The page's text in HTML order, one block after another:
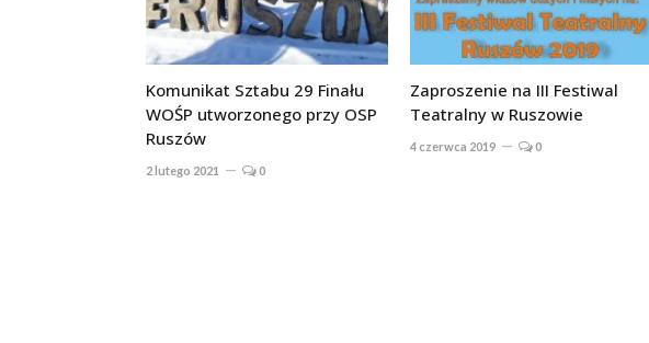
Komunikat Sztabu 29 Finału
WOŚP utworzonego przy OSP
Ruszów
2 lutego 2021 0
Zaproszenie na III Festiwal
Teatralny w Ruszowie
4 czerwca 2019 0